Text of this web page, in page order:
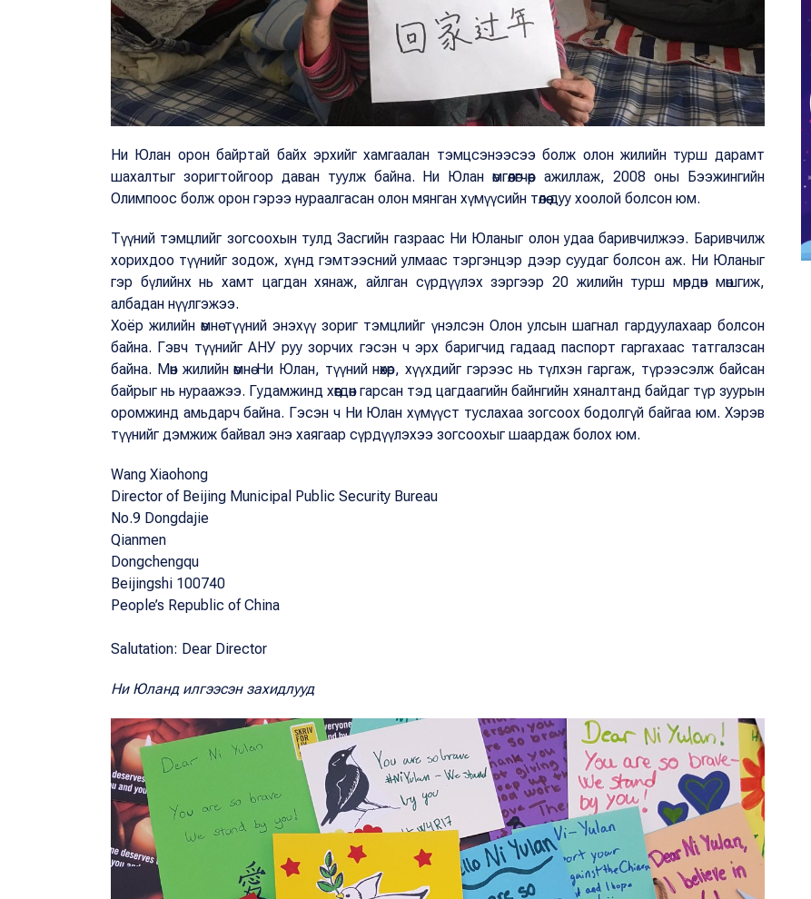
Ни Юлан орон байртай байх эрхийг хамгаалан тэмцсэнээсээ болж олон жилийн турш дарамт
шахалтыг зоригтойгоор даван туулж байна. Ни Юлан өмгөөлөгчөөр ажиллаж, 2008 оны Бээжингийн
Олимпоос болж орон гэрээ нураалгасан олон мянган хүмүүсийн төлөө дуу хоолой болсон юм.
Түүний тэмцлийг зогсоохын тулд Засгийн газраас Ни Юланыг олон удаа баривчилжээ. Баривчилж
хорихдоо түүнийг зодож, хүнд гэмтээсний улмаас тэргэнцэр дээр суудаг болсон аж. Ни Юланыг
гэр бүлийнх нь хамт цагдан хянаж, айлган сүрдүүлэх зэргээр 20 жилийн турш мөрдөн мөшгиж,
албадан нүүлгэжээ.
Хоёр жилийн өмнө түүний энэхүү зориг тэмцлийг үнэлсэн Олон улсын шагнал гардуулахаар болсон
байна. Гэвч түүнийг АНУ руу зорчих гэсэн ч эрх баригчид гадаад паспорт гаргахаас татгалзсан
байна. Мөн жилийн өмнө Ни Юлан, түүний нөхөр, хүүхдийг гэрээс нь түлхэн гаргаж, түрээсэлж байсан
байрыг нь нураажээ. Гудамжинд хөөгдөн гарсан тэд цагдаагийн байнгийн хяналтанд байдаг түр зуурын
оромжинд амьдарч байна. Гэсэн ч Ни Юлан хүмүүст туслахаа зогсоох бодолгүй байгаа юм. Хэрэв
түүнийг дэмжиж байвал энэ хаягаар сүрдүүлэхээ зогсоохыг шаардаж болох юм.
Wang Xiaohong
Director of Beijing Municipal Public Security Bureau
No.9 Dongdajie
Qianmen
Dongchengqu
Beijingshi 100740
People’s Republic of China
Salutation: Dear Director
Ни Юланд илгээсэн захидлууд